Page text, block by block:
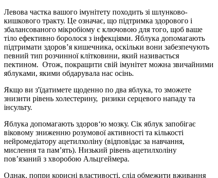
Левова частка вашого імунітету походить зі шлунково-
кишкового тракту. Це означає, що підтримка здорового і
збалансованого мікробіому є ключовою для того, щоб ваше
тіло ефективно боролося з інфекціями. Яблука допомагають
підтримати здоров’я кишечника, оскільки вони забезпечують
певний тип розчинної клітковини, який називається
пектином. Отож, покращити свій імунітет можна звичайними
яблуками, якими обдарувала нас осінь.
Якщо ви з'їдатимете щоденно по два яблука, то зможете
знизити рівень холестерину, ризики серцевого нападу та
інсульту.
Яблука допомагають здоров‘ю мозку. Сік яблук запобігає
віковому зниженню розумової активності та кількості
нейромедіатору ацетилхоліну (відповідає за навчання,
мислення та пам’ять). Низький рівень ацетилхоліну
пов’язаний з хворобою Альцгеймера.
Однак, попри корисні властивості, слід обмежити вживання